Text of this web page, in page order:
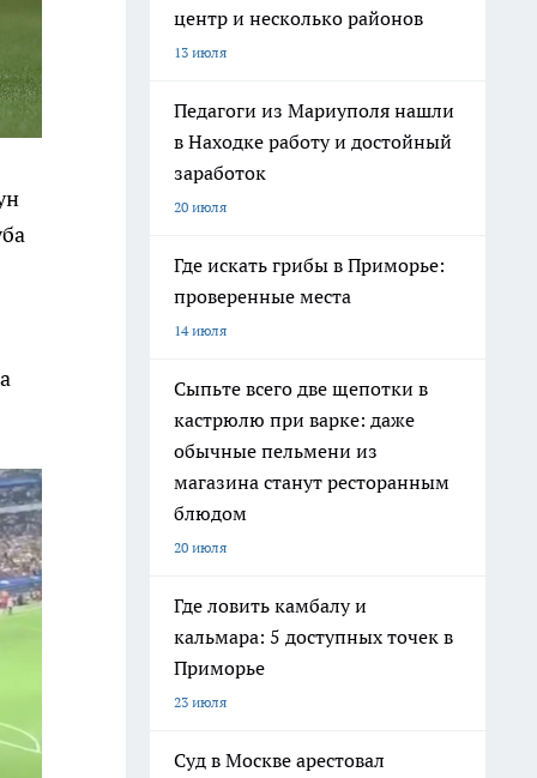
центр и несколько районов
13 июля
Педагоги из Мариуполя нашли
в Находке работу и достойный
заработок
20 июля
Где искать грибы в Приморье:
проверенные места
14 июля
Сыпьте всего две щепотки в
кастрюлю при варке: даже
обычные пельмени из
магазина станут ресторанным
блюдом
20 июля
Где ловить камбалу и
кальмара: 5 доступных точек в
Приморье
23 июля
Суд в Москве арестовал